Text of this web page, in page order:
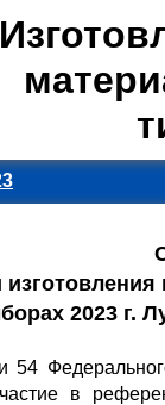
2023 г.
54
в